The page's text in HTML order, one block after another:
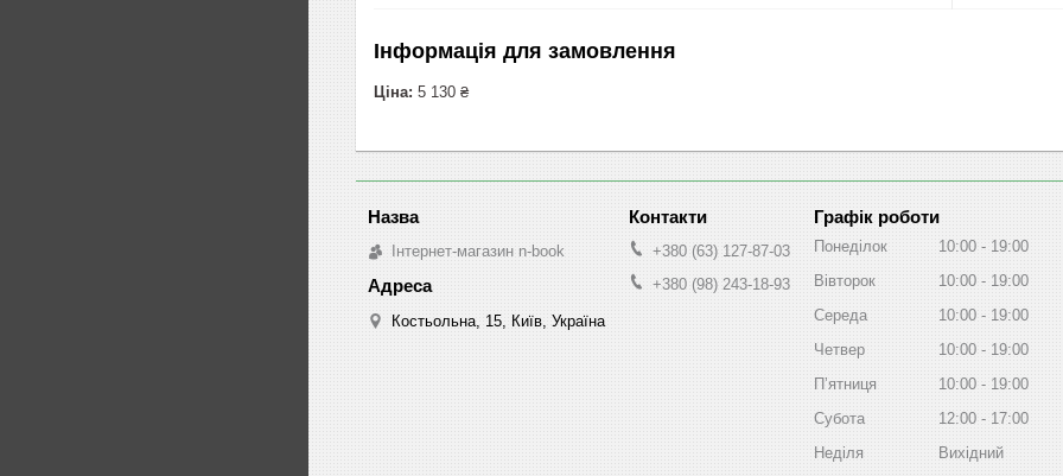
Інформація для замовлення
Ціна: 5 130 ₴
Інтернет-магазин n-book
Костьольна, 15, Київ, Україна
+380 (63) 127-87-03
+380 (98) 243-18-93
Графік роботи
Понеділок 10:00
19:00
Вівторок
10:00
19:00
Середа
10:00
19:00
Четвер
10:00
19:00
Пʼятниця
10:00
19:00
Субота
12:00
17:00
Неділя
Вихідний